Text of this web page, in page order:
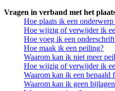
Vragen in verband met het
Hoe plaats ik een
Hoe wijzig of verwijder ik
Hoe voeg ik een
Hoe maak ik een peiling?
Waarom kan ik niet meer
Hoe wijzig of verwijder ik
Waarom kan ik een bepaald
Waarom kan ik geen